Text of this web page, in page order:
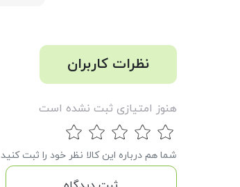
نظرات کاربران
هنوز امتیازی ثبت نشده است
شما هم درباره این کالا نظر خود را ثبت کنید